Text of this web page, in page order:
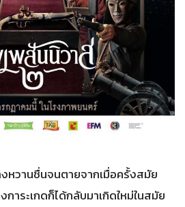
หวานชื่นจนตายจากเมื่อครั้งสมัย
าระเกดก็ได้กลับมาเกิดใหม่ในสมัย